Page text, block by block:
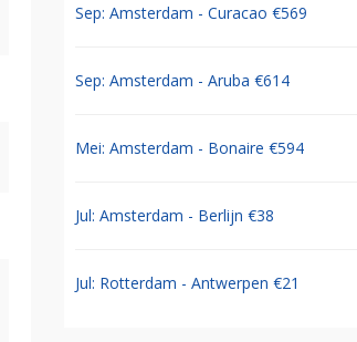
Sep: Amsterdam - Curacao €569
Sep: Amsterdam - Aruba €614
Mei: Amsterdam - Bonaire €594
Jul: Amsterdam - Berlijn €38
Jul: Rotterdam - Antwerpen €21